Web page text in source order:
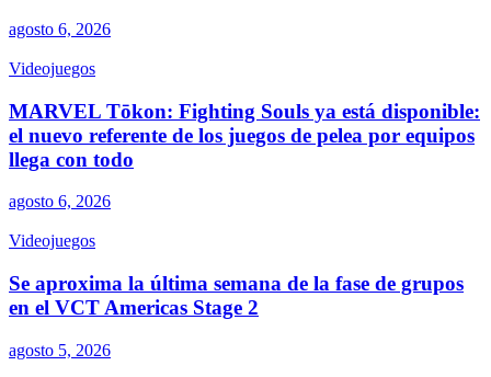
agosto 6, 2026
Videojuegos
MARVEL Tōkon: Fighting Souls ya está disponible:
el nuevo referente de los juegos de pelea por equipos
llega con todo
agosto 6, 2026
Videojuegos
Se aproxima la última semana de la fase de grupos
en el VCT Americas Stage 2
agosto 5, 2026